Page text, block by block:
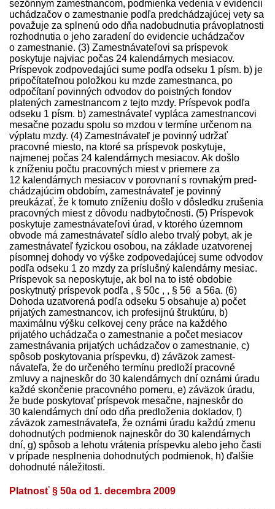
sezónnym zamestnancom, podmienka vedenia v evidencii
uchádzačov o zamestnanie podľa pred­chádzajúcej vety sa
považuje za splnenú odo dňa nadobudnutia právoplatnosti
rozhodnutia o jeho zaradení do evidencie uchádzačov
o zamestnanie. (3) Zamest­návateľovi sa príspevok
poskytuje najviac počas 24 kalendárnych mesiacov.
Príspevok zodpovedajúci sume podľa odseku 1 písm. b) je
pripočítateľnou položkou ku mzde zamestnanca, po
odpočítaní povinných odvodov do poistných fondov
platených zamestnancom z tejto mzdy. Príspevok podľa
odseku 1 písm. b) zamest­návateľ vypláca zamestnancovi
mesačne pozadu spolu so mzdou v termíne určenom na
výplatu mzdy. (4) Zamest­návateľ je povinný udržať
pracovné miesto, na ktoré sa príspevok poskytuje,
najmenej počas 24 kalendárnych mesiacov. Ak došlo
k zníženiu počtu pracovných miest v priemere za
12 kalendárnych mesiacov v porovnaní s rovnakým pred­
chádzajúcim obdobím, zamest­návateľ je povinný
preukázať, že k tomuto zníženiu došlo v dôsledku zrušenia
pracovných miest z dôvodu nadbytočnosti. (5) Príspevok
poskytuje zamest­návateľovi úrad, v ktorého územnom
obvode má zamest­návateľ sídlo alebo trvalý pobyt, ak je
zamest­návateľ fyzickou osobou, na základe uzatvorenej
písomnej dohody vo výške zodpovedajúcej sume odvodov
podľa odseku 1 zo mzdy za príslušný kalendárny mesiac.
Príspevok sa neposkytuje, ak bol na to isté obdobie
poskytnutý príspevok podľa , § 50c , , § 56 a 56a. (6)
Dohoda uzatvorená podľa odseku 5 obsahuje a) počet
prijatých zamestnancov, ich profesijnú štruktúru, b)
maximálnu výšku celkovej ceny práce na každého
prijatého uchádzača o zamestnanie a počet mesiacov
zamestnávania prijatých uchádzačov o zamestnanie, c)
spôsob poskytovania príspevku, d) záväzok zamest­
návateľa, že do určeného termínu pred­loží pracovné
zmluvy a najneskôr do 30 kalendárnych dní oznámi úradu
každé skončenie pracovného pomeru, e) záväzok úradu,
že bude poskytovať príspevok mesačne, najneskôr do
30 kalendárnych dní odo dňa pred­loženia dokladov, f)
záväzok zamest­návateľa, že oznámi úradu každú zmenu
dohodnutých podmienok najneskôr do 30 kalendárnych
dní, g) spôsob a lehotu vrátenia príspevku alebo jeho časti
v prípade nesplnenia dohodnutých podmienok, h) ďalšie
dohodnuté náležitosti.
Platnosť § 50a od 1. decembra 2009